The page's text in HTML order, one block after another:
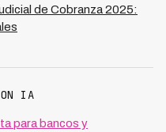
de Cobranza 2025:
IA
para bancos y